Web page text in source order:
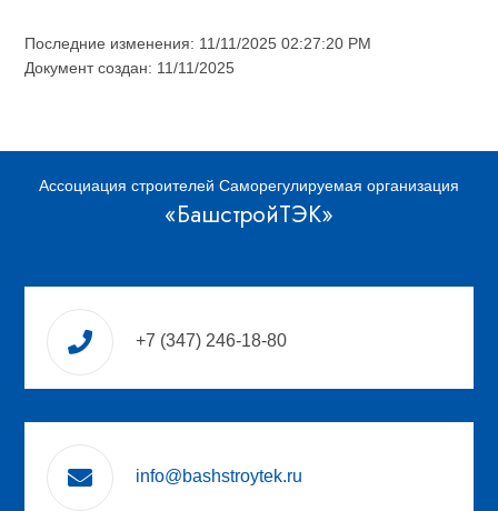
Последние изменения: 11/11/2025 02:27:20 PM
Документ создан: 11/11/2025
Ассоциация строителей Саморегулируемая организация
«БашстройТЭК»
+7 (347) 246-18-80
info@bashstroytek.ru